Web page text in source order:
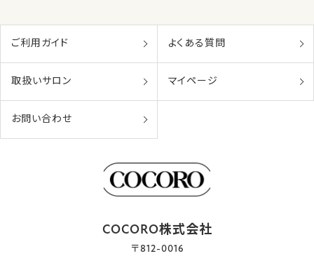
ご利用ガイド よくある質問
取扱いサロン マイページ
お問い合わせ
COCORO株式会社
〒812-0016